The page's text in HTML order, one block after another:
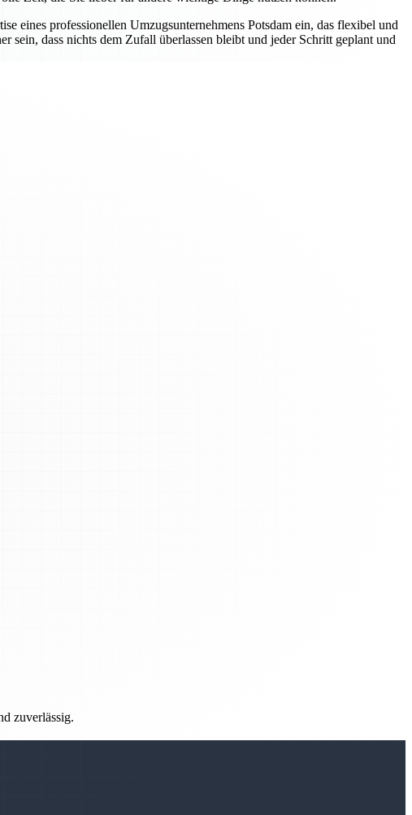
eines professionellen Umzugsunternehmens Potsdam ein, das flexibel und
dass nichts dem Zufall überlassen bleibt und jeder Schritt geplant und
zuverlässig.